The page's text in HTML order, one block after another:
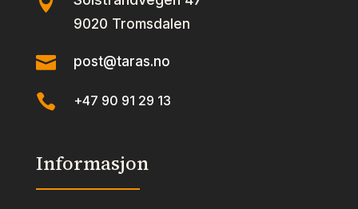
9020 Tromsdalen
 post@taras.no
 +47 90 91 29 13
Informasjon